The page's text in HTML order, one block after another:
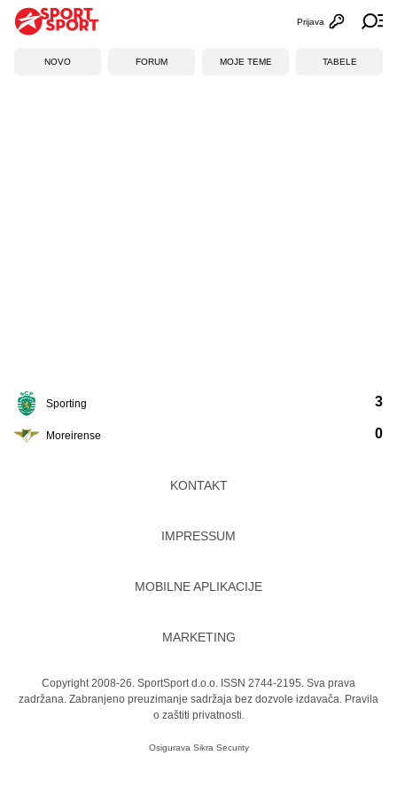
Otvori
Prijava
NOVO FORUM MOJE TEME TABELE
Sporting
Moreirense
3
0
KONTAKT
IMPRESSUM
MOBILNE APLIKACIJE
MARKETING
Copyright 2008-26. SportSport d.o.o. ISSN 2744-2195. Sva prava
zadržana. Zabranjeno preuzimanje sadržaja bez dozvole izdavača. Pravila
o zaštiti privatnosti.
Osigurava Sikra Security